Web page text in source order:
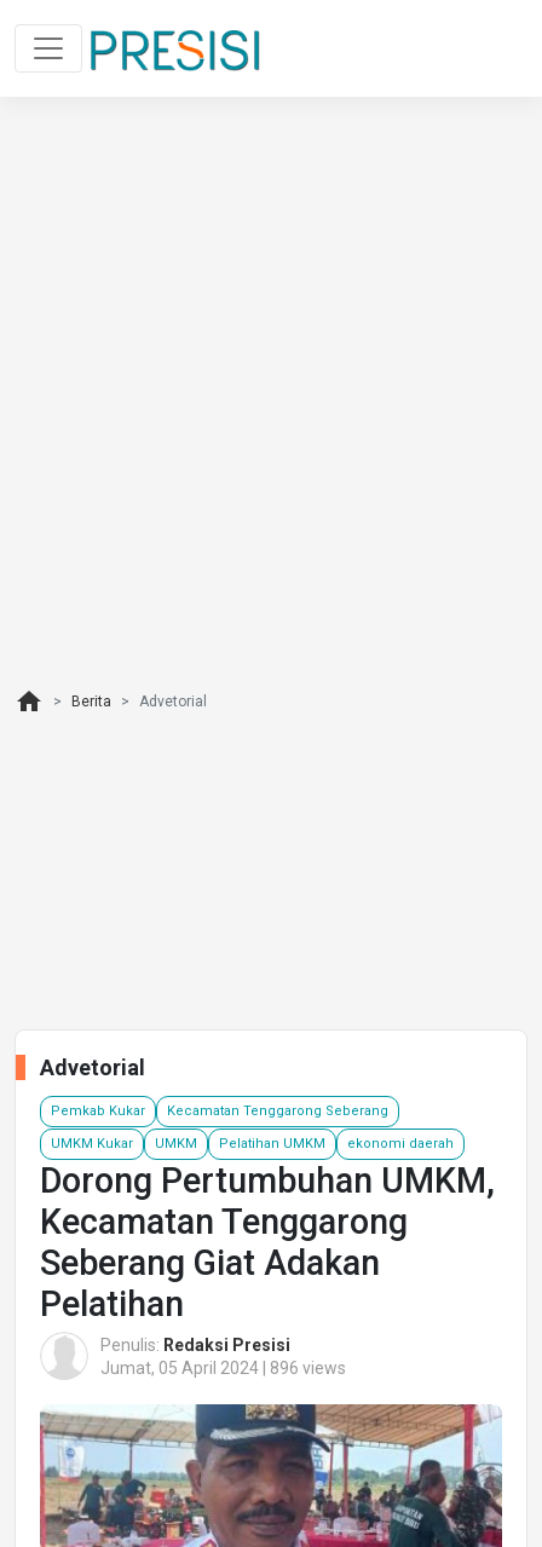
home Berita Advetorial
Advetorial
Pemkab Kukar Kecamatan Tenggarong Seberang
UMKM Kukar UMKM Pelatihan UMKM ekonomi daerah
Dorong Pertumbuhan UMKM,
Kecamatan Tenggarong
Seberang Giat Adakan
Pelatihan
Penulis: Redaksi Presisi
Jumat, 05 April 2024 | 896 views